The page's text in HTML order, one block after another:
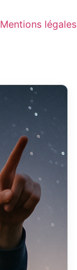
Mentions légales